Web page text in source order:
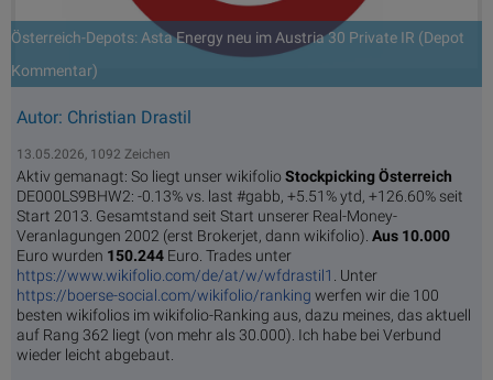
Österreich-Depots: Asta Energy neu im Austria 30 Private IR (Depot
Kommentar)
Autor: Christian Drastil
13.05.2026, 1092 Zeichen
Aktiv gemanagt: So liegt unser wikifolioStockpicking Öster­reich
DE000LS9BHW2: -0.13% vs. last #gabb, +5.51% ytd, +126.60% seit
Start 2013. Gesamtstand seit Start unserer Real-Money-
Veranlagungen 2002 (erst Brokerjet, dann wikifolio). Aus 10.000
Euro wurden 150.244 Euro. Trades unter
https://www.wikifolio.com/de/at/w/wfdrastil1
. Unter
https://boerse-social.com/wikifolio/ranking werfen wir die 100
besten wikifolios im wikifolio-Ranking aus, dazu meines, das aktuell
auf Rang 362 liegt (von mehr als 30.000). Ich habe bei Verbund
wieder leicht abgebaut.